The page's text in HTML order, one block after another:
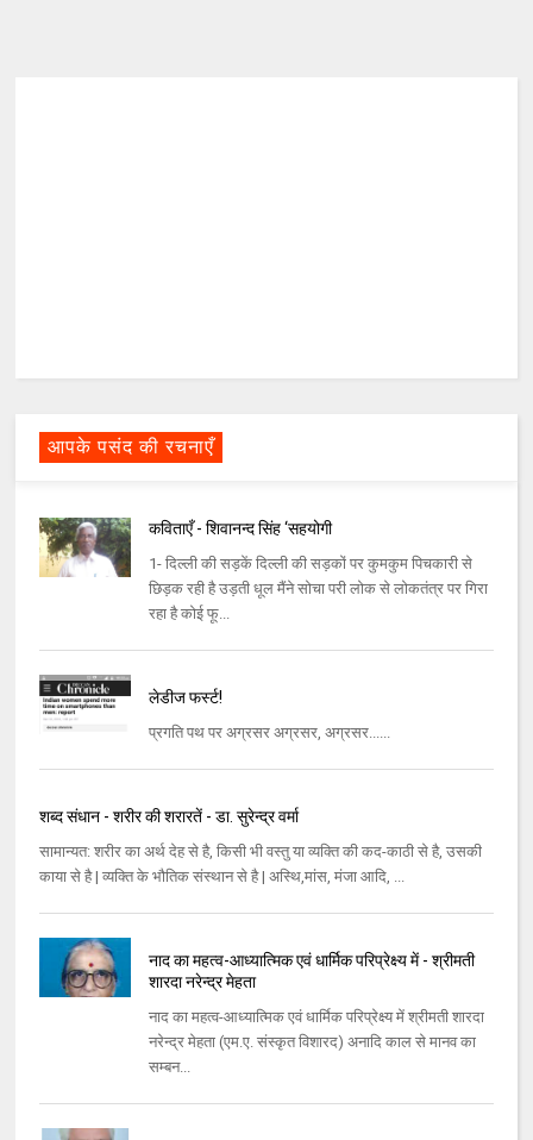
आपके पसंद की रचनाएँ
कविताएँ - शिवानन्द सिंह ‘सहयोगी
1- दिल्ली की सड़कें दिल्ली की सड़कों पर कुमकुम पिचकारी से
छिड़क रही है उड़ती धूल मैंने सोचा परी लोक से लोकतंत्र पर गिरा
रहा है कोई फू...
लेडीज फर्स्ट!
प्रगति पथ पर अग्रसर अग्रसर, अग्रसर......
शब्द संधान - शरीर की शरारतें - डा. सुरेन्द्र वर्मा
सामान्यत: शरीर का अर्थ देह से है, किसी भी वस्तु या व्यक्ति की कद-काठी से है, उसकी
काया से है | व्यक्ति के भौतिक संस्थान से है | अस्थि,मांस, मंजा आदि, ...
नाद का महत्व-आध्यात्मिक एवं धार्मिक परिप्रेक्ष्य में - श्रीमती
शारदा नरेन्द्र मेहता
नाद का महत्व-आध्यात्मिक एवं धार्मिक परिप्रेक्ष्य में श्रीमती शारदा
नरेन्द्र मेहता (एम.ए. संस्कृत विशारद) अनादि काल से मानव का
सम्बन...